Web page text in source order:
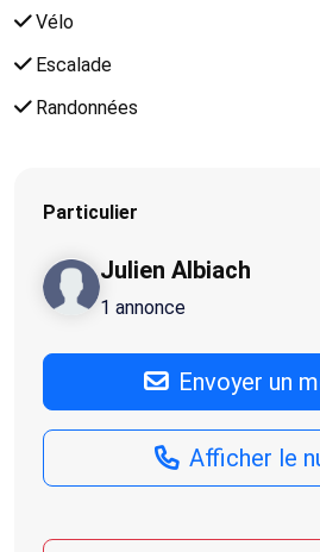
Vélo
Escalade
Randonnées
Particulier
Julien Albiach
1 annonce
Envoyer un
Afficher le